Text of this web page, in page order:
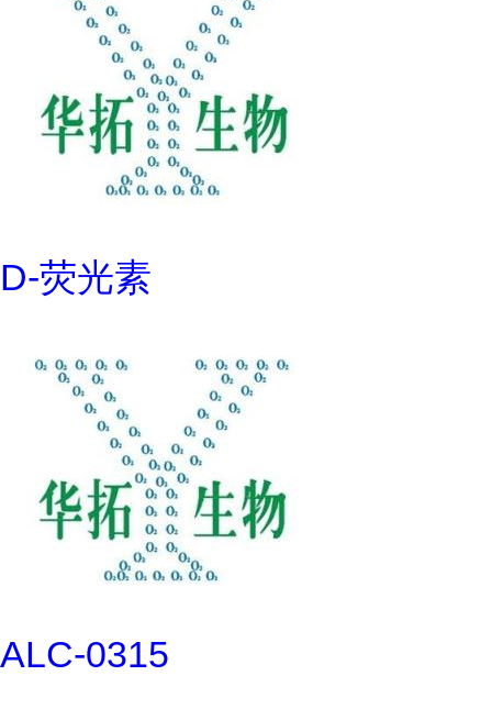
D-荧光素
ALC-0315